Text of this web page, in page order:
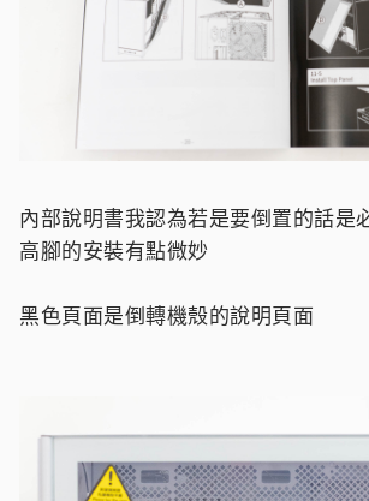
內部說明書我認為若是要倒置的話是
高腳的安裝有點微妙
黑色頁面是倒轉機殼的說明頁面